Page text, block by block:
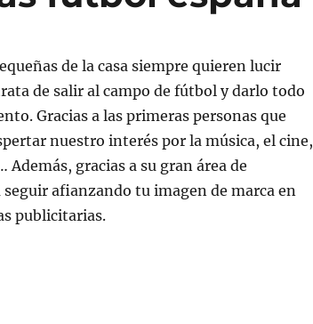
de la casa siempre quieren lucir
de salir al campo de fútbol y darlo todo
Gracias a las primeras personas que
nuestro interés por la música, el cine,
gracias a su gran área de
afianzando tu imagen de marca en
publicitarias.